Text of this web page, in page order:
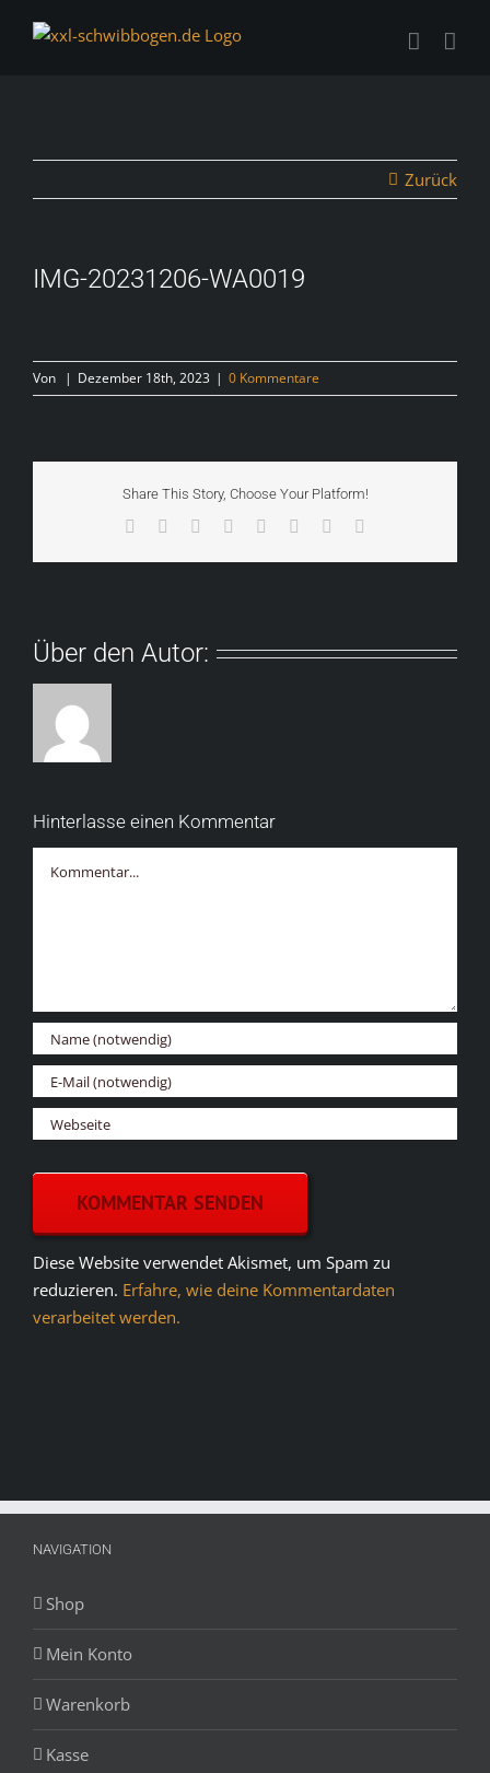
Inhalt
Zurück
IMG-20231206-WA0019
Von | Dezember 18th, 2023 | 0 Kommentare
Share This Story, Choose Your Platform!
Facebook Reddit LinkedIn
TumblrPinterest
Über den Autor:
Hinterlasse einen Kommentar
Diese Website verwendet Akismet, um Spam zu
reduzieren. Erfahre, wie deine Kommentardaten
verarbeitet werden.
NAVIGATION
Shop
Mein Konto
Warenkorb
Kasse